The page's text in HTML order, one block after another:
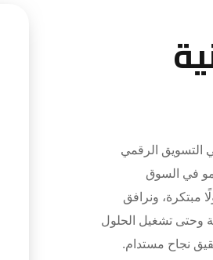
الرقمي
في السوق
مبتكرة، ونرافق
وحتى تشغيل الحلول
نجاح مستدام.